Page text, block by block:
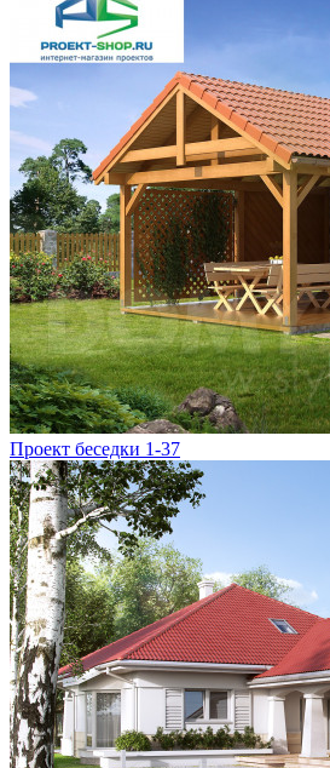
Проект беседки 1-37